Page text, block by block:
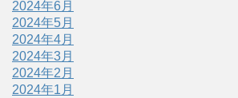
2024年6月
2024年5月
2024年4月
2024年3月
2024年2月
2024年1月